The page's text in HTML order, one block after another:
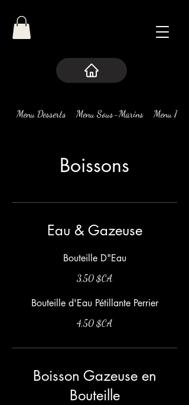
Menu Desserts Menu Sous-Marins Menu Pizza
Boissons
Eau & Gazeuse
Bouteille D"Eau
3,50 $CA
Bouteille d'Eau Pétillante Perrier
4,50 $CA
Boisson Gazeuse en
Bouteille